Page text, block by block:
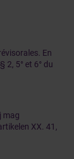
En
2, 5° et 6° du
mag
XX. 41,